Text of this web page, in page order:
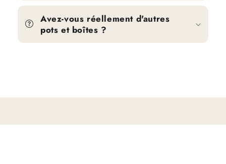
Avez-vous réellement d'autres
pots et boîtes ?